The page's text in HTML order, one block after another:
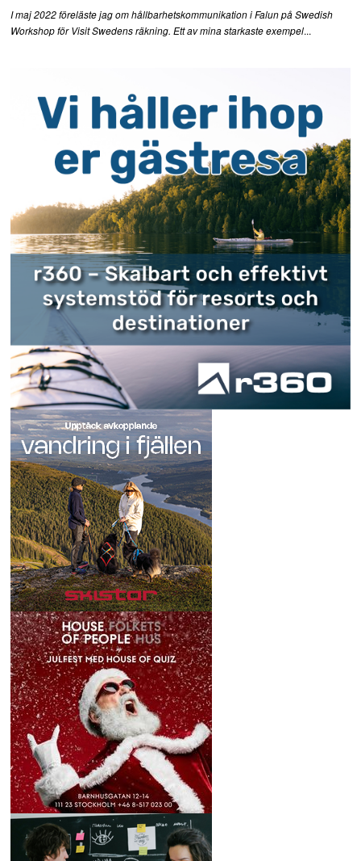
I maj 2022 föreläste jag om hållbarhetskommunikation i Falun på Swedish
Workshop för Visit Swedens räkning. Ett av mina starkaste exempel...